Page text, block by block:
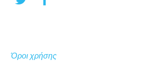
Όροι χρήσης